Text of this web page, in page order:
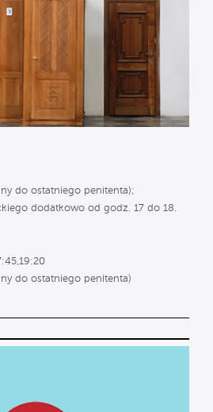
do ostatniego penitenta);
dodatkowo od godz. 17 do 18.
do ostatniego penitenta)